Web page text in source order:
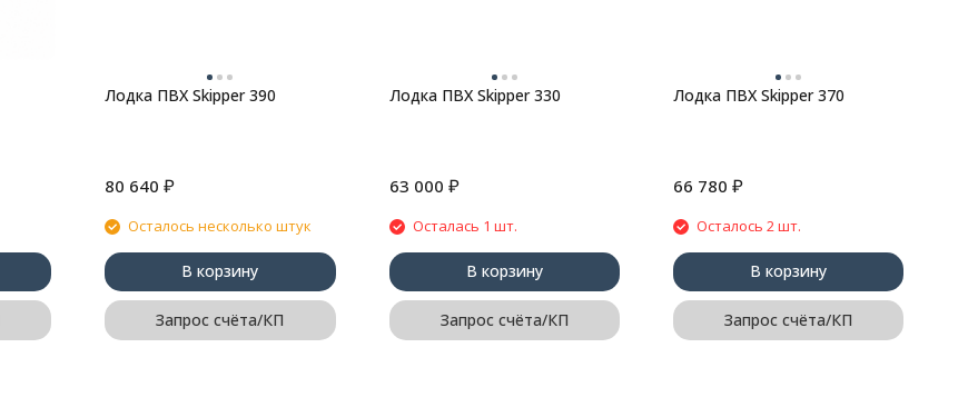
Лодка ПВХ Skipper 390
80 640 ₽
Осталось несколько штук
В корзину
Запрос счёта/КП
Лодка ПВХ Skipper 330
63 000 ₽
Осталась 1 шт.
В корзину
Запрос счёта/КП
Лодка ПВХ Skipper 370
66 780 ₽
Осталось 2 шт.
В корзину
Запрос счёта/КП